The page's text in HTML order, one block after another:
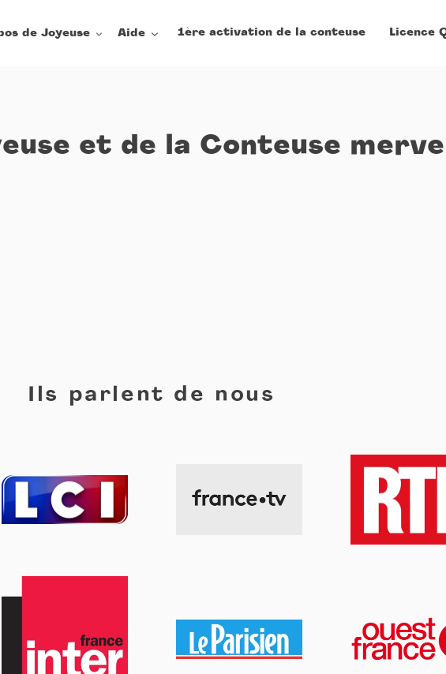
de Joyeuse Aide 1ère activation de la conteuse Licence
et de la Conteuse
Ils parlent de nous